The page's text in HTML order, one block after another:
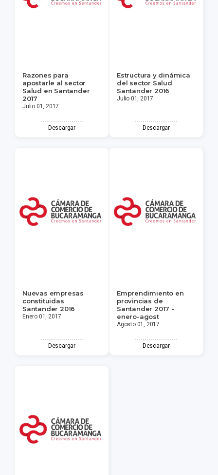
Razones para
apostarle al sector
Salud en Santander
2017
Julio 01, 2017
Descargar
Estructura y dinámica
del sector Salud
Santander 2016
Julio 01, 2017
Descargar
Nuevas empresas
constituidas
Santander 2016
Enero 01, 2017
Descargar
Emprendimiento en
provincias de
Santander 2017 -
enero-agost
Agosto 01, 2017
Descargar